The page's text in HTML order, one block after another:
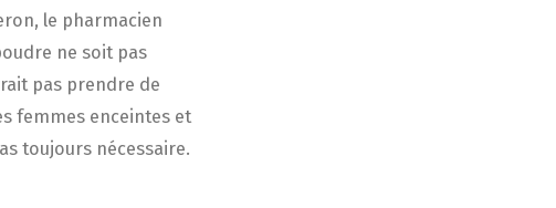
le pharmacien
ne soit pas
pas prendre de
femmes enceintes et
toujours nécessaire.